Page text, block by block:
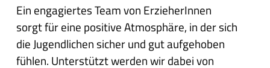
Ein engagiertes Team von ErzieherInnen
sorgt für eine positive Atmosphäre, in der sich
die Jugendlichen sicher und gut aufgehoben
fühlen. Unterstützt werden wir dabei von